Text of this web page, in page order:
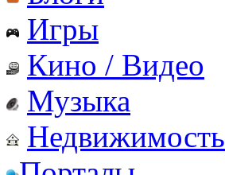
Игры
Кино / Видео
Музыка
Недвижимость